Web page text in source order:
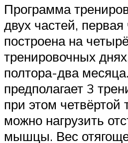
Программа
двух частей, первая
построена на
тренировочных
полтора-два
предполагает 3
при этом четвёртой
можно нагрузить
мышцы. Вес